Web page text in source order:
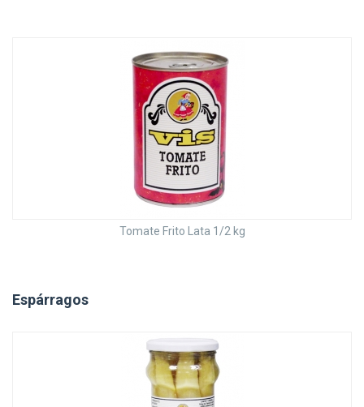
Tomate Frito Lata 1/2 kg
Espárragos